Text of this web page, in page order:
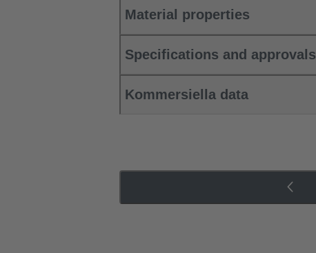
Material properties
Specifications and approvals
Kommersiella data